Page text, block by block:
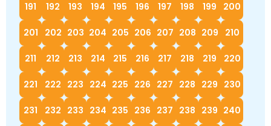
191 192 193 194 195 196 197 198 199 200
201 202 203 204 205 206 207 208 209 210
211 212 213 214 215 216 217 218 219 220
221 222 223 224 225 226 227 228 229 230
231 232 233 234 235 236 237 238 239 240